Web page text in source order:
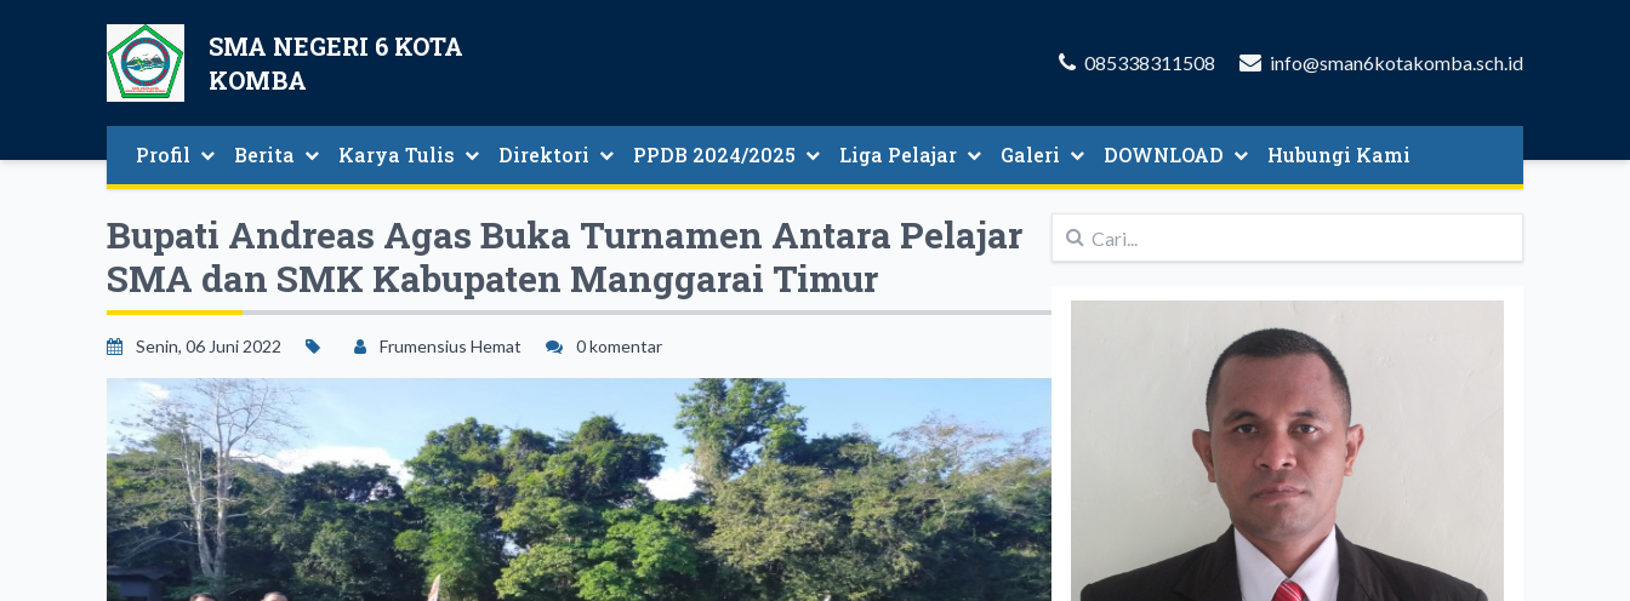
SMA NEGERI 6 KOTA
KOMBA
085338311508 info@sman6kotakomba.sch.id
Profil Berita Karya Tulis Direktori PPDB 2024/2025 Liga Pelajar Galeri DOWNLOAD Hubungi Kami
Bupati Andreas Agas Buka Turnamen Antara Pelajar
SMA dan SMK Kabupaten Manggarai Timur
Senin, 06 Juni 2022 Frumensius Hemat 0 komentar